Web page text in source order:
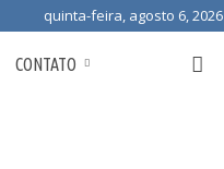
quinta-feira, agosto 6, 2026
CONTATO